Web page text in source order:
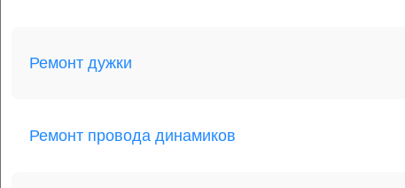
Ремонт дужки
Ремонт провода динамиков